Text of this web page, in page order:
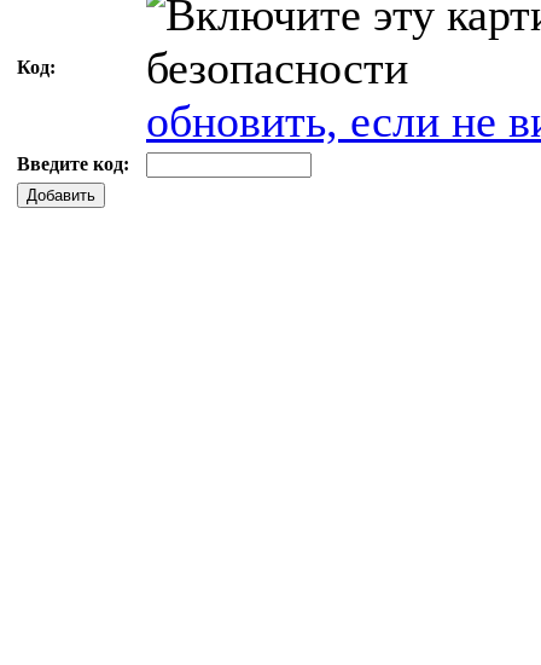
Код:
обновить, если не
Введите код:
Добавить